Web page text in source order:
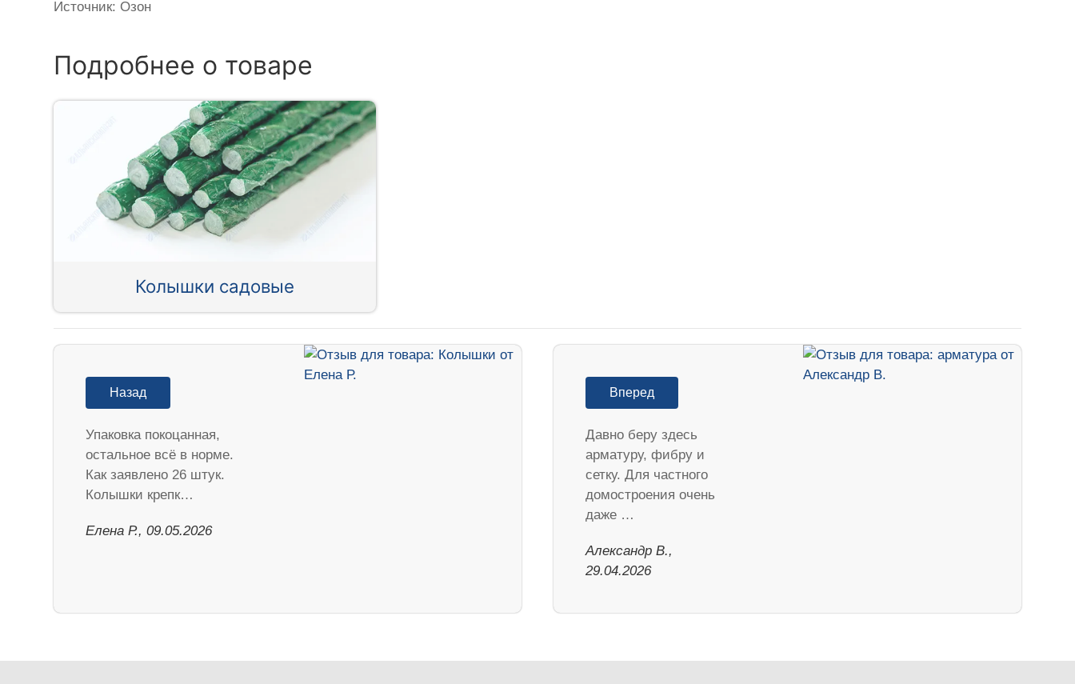
Источник: Озон
Подробнее о товаре
Колышки садовые
Назад
Упаковка покоцанная,
остальное всё в норме.
Как заявлено 26 штук.
Колышки крепк…
Елена Р., 09.05.2026
Вперед
Давно беру здесь
арматуру, фибру и
сетку. Для частного
домостроения очень
даже …
Александр В.,
29.04.2026